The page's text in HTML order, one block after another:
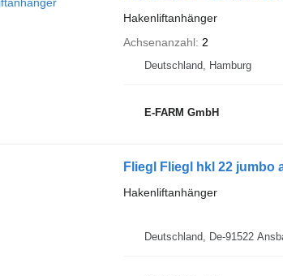
Hakenliftanhänger
Achsenanzahl 2
Deutschland, Hamburg
E-FARM GmbH
Fliegl Fliegl hkl 22 jumbo
Hakenliftanhänger
Deutschland, De-91522